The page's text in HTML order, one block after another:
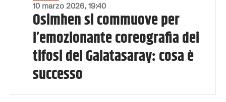
10 marzo 2026, 19:40
Osimhen si commuove per
l’emozionante coreografia dei
tifosi del Galatasaray: cosa è
successo